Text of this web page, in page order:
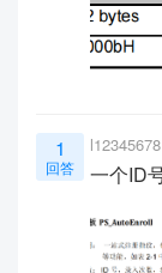
1
回答
l12345678
一个ID